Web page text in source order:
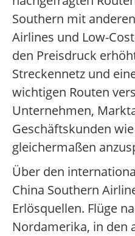
Southern mit
Airlines und Low-
den Preisdruck
Streckennetz und
wichtigen Routen
Unternehmen,
Geschäftskunden
gleichermaßen
Über den
China Southern
Erlösquellen. Flüge
Nordamerika, in den